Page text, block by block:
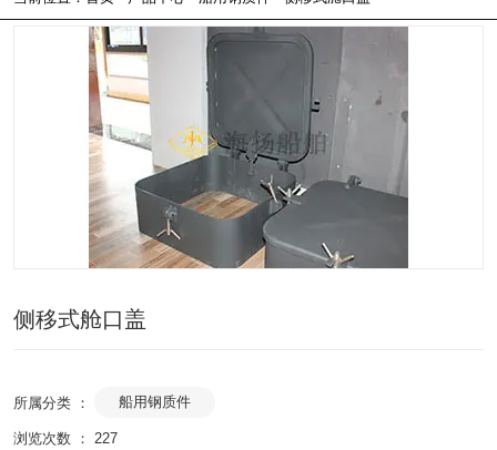
侧移式舱口盖
所属分类 ： 船用钢质件
浏览次数 ： 227